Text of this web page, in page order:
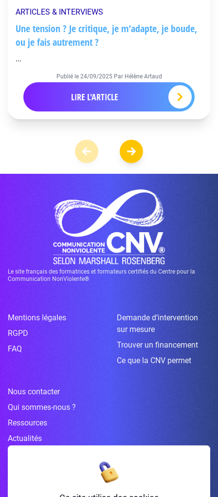
ARTICLES & INTERVIEWS
Une tension ? Je critique, je m’adapte, je boude,
ou je fais autrement ?
...
Publié le 24/09/2025 Par Hélène Artaud
LIRE L'ARTICLE
Le site français des formatrices et formateurs certifiés du Centre pour la
Communication NonViolente®
Mentions légales
RGPD
FAQ
Demande d’intervention
sur mesure
Trouver un financement
Ce que la CNV permet
Nous contacter
Qui sommes-nous ?
Ressources
Actualités
Inscrivez-vous à la newsletter